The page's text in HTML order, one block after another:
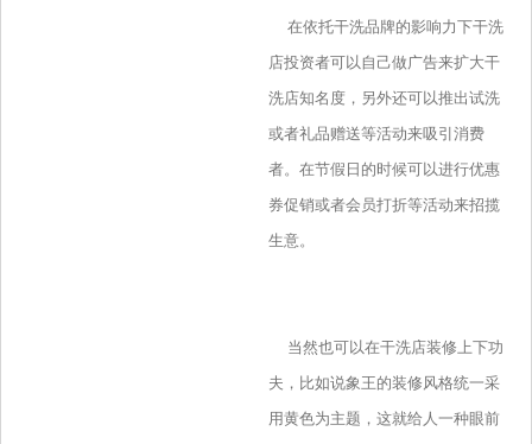
在依托干洗品牌的影响力下干洗
店投资者可以自己做广告来扩大干
洗店知名度，另外还可以推出试洗
或者礼品赠送等活动来吸引消费
者。在节假日的时候可以进行优惠
券促销或者会员打折等活动来招揽
生意。
当然也可以在干洗店装修上下功
夫，比如说象王的装修风格统一采
用黄色为主题，这就给人一种眼前